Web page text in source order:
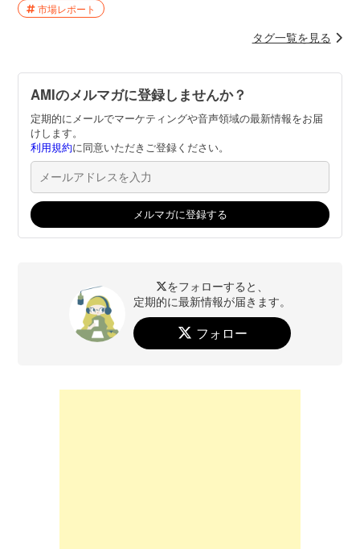
市場レポート
タグ一覧を見る
AMIのメルマガに登録しませんか？
定期的にメールでマーケティングや音声領域の最新情報をお届
けします。
利用規約に同意いただきご登録ください。
をフォローすると、
定期的に最新情報が届きます。
フォロー